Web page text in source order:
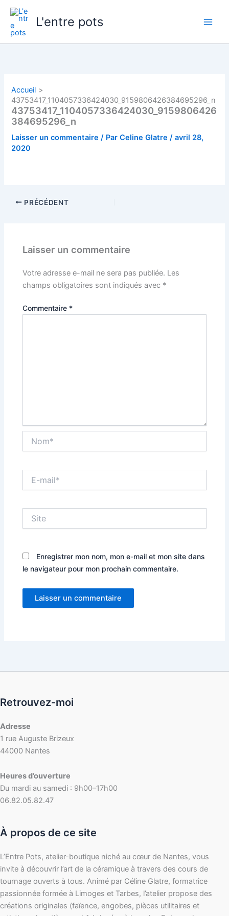
Aller
contenu
L'entre pots
Accueil
43753417_1104057336424030_9159806426384695296_n
43753417_1104057336424030_9159806426
384695296_n
Laisser un commentaire / ParCeline Glatre/avril 28,
2020
PRÉCÉDENT
Laisser un commentaire
Votre adresse e-mail ne sera pas publiée. Les
champs obligatoires sont indiqués avec *
Commentaire *
mail*
Enregistrer mon nom, mon e-mail et mon site dans
le navigateur pour mon prochain commentaire.
Retrouvez-moi
Adresse
1 rue Auguste Brizeux
44000 Nantes
Heures d’ouverture
Du mardi au samedi : 9h00–17h00
06.82.05.82.47
À propos de ce site
L’Entre Pots, atelier-boutique niché au cœur de Nantes, vous
invite à découvrir l’art de la céramique à travers des cours de
tournage ouverts à tous. Animé par Céline Glatre, formatrice
passionnée formée à Limoges et Tarbes, l’atelier propose des
créations originales (faïence, engobes, pièces utilitaires et